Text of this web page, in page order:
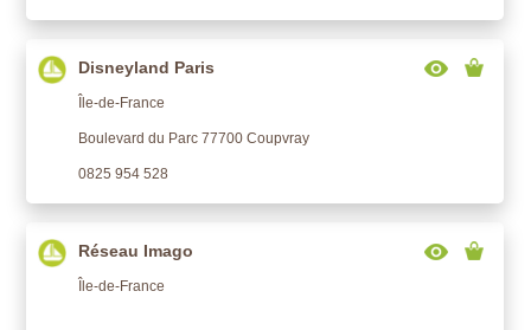
Disneyland Paris
Île-de-France
Boulevard du Parc 77700 Coupvray
0825 954 528
Réseau Imago
Île-de-France